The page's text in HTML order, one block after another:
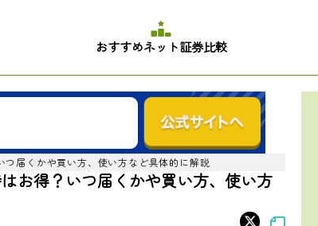
おすすめネット証券比較
届くかや買い方、使い方など具体的に解説
お得？いつ届くかや買い方、使い方